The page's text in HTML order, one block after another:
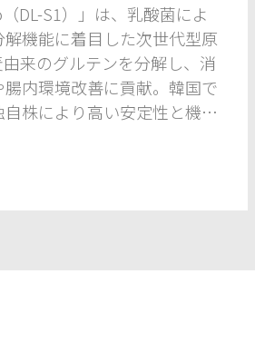
（DL-S1）」は、乳酸菌によ
解機能に着目した次世代型原
来のグルテンを分解し、消
内環境改善に貢献。韓国で
株により高い安定性と機能